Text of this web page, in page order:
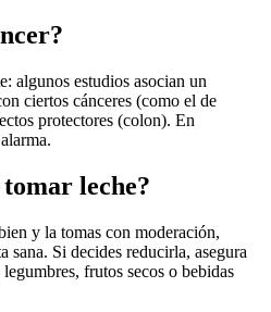
algunos estudios asocian un
ciertos cánceres (como el de
protectores (colon). En
leche?
y la tomas con moderación,
sana. Si decides reducirla, asegura
frutos secos o bebidas